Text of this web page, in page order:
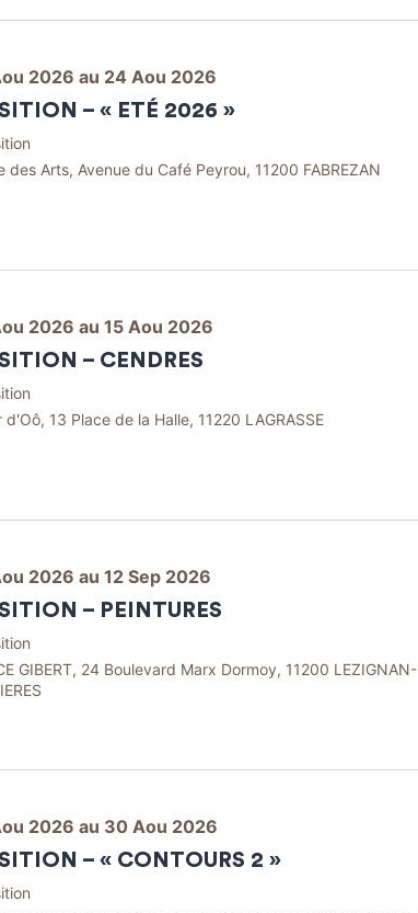
2026 au 24 Aou 2026
– « ETÉ 2026 »
des Arts, Avenue du Café Peyrou, 11200 FABREZAN
2026 au 15 Aou 2026
– CENDRES
d'Oô, 13 Place de la Halle, 11220 LAGRASSE
2026 au 12 Sep 2026
– PEINTURES
GIBERT, 24 Boulevard Marx Dormoy, 11200 LEZIGNAN-
2026 au 30 Aou 2026
– « CONTOURS 2 »